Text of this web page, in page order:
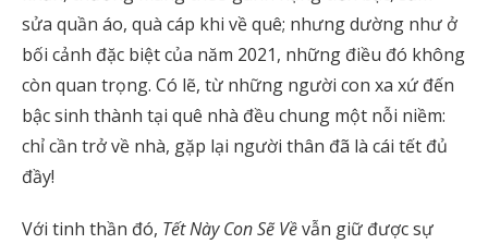
sửa quần áo, quà cáp khi về quê; nhưng dường như ở
bối cảnh đặc biệt của năm 2021, những điều đó không
còn quan trọng. Có lẽ, từ những người con xa xứ đến
bậc sinh thành tại quê nhà đều chung một nỗi niềm:
chỉ cần trở về nhà, gặp lại người thân đã là cái tết đủ
đầy!
Với tinh thần đó, Tết Này Con Sẽ Vềvẫn giữ được sự